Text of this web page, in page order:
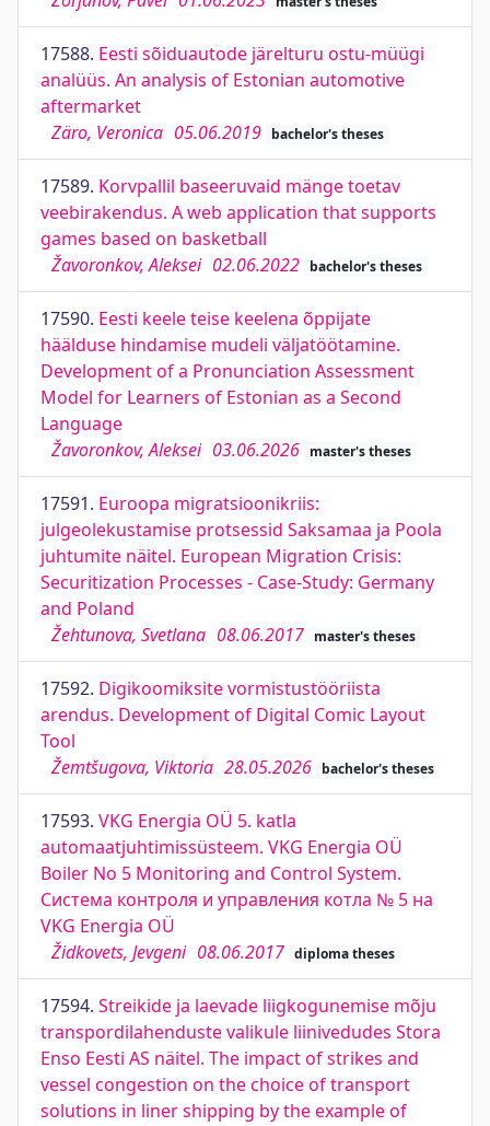
17588. Eesti sõiduautode järelturu ostu-müügi
analüüs. An analysis of Estonian automotive
aftermarket
Zäro, Veronica 05.06.2019 bachelor's theses
17589. Korvpallil baseeruvaid mänge toetav
veebirakendus. A web application that supports
games based on basketball
Žavoronkov, Aleksei 02.06.2022 bachelor's theses
17590. Eesti keele teise keelena õppijate
häälduse hindamise mudeli väljatöötamine.
Development of a Pronunciation Assessment
Model for Learners of Estonian as a Second
Language
Žavoronkov, Aleksei 03.06.2026 master's theses
17591. Euroopa migratsioonikriis:
julgeolekustamise protsessid Saksamaa ja Poola
juhtumite näitel. European Migration Crisis:
Securitization Processes - Case-Study: Germany
and Poland
Žehtunova, Svetlana 08.06.2017 master's theses
17592. Digikoomiksite vormistustööriista
arendus. Development of Digital Comic Layout
Tool
Žemtšugova, Viktoria 28.05.2026 bachelor's theses
17593. VKG Energia OÜ 5. katla
automaatjuhtimissüsteem. VKG Energia OÜ
Boiler No 5 Monitoring and Control System.
Система контроля и управления котла № 5 на
VKG Energia OÜ
Židkovets, Jevgeni 08.06.2017 diploma theses
17594. Streikide ja laevade liigkogunemise mõju
transpordilahenduste valikule liinivedudes Stora
Enso Eesti AS näitel. The impact of strikes and
vessel congestion on the choice of transport
solutions in liner shipping by the example of